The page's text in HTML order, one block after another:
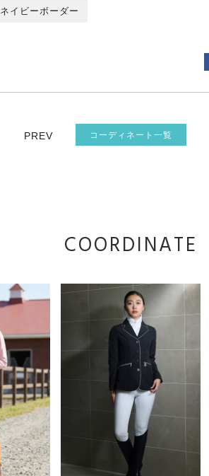
ネイビーボーダー
PREV コーディネート一覧
COORDINATE